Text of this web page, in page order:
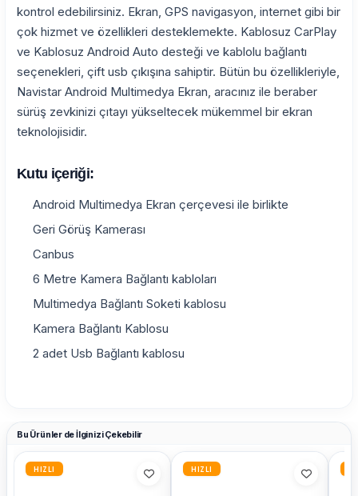
kontrol edebilirsiniz. Ekran, GPS navigasyon, internet gibi bir
çok hizmet ve özellikleri desteklemekte. Kablosuz CarPlay
ve Kablosuz Android Auto desteği ve kablolu bağlantı
seçenekleri, çift usb çıkışına sahiptir. Bütün bu özellikleriyle,
Navistar Android Multimedya Ekran, aracınız ile beraber
sürüş zevkinizi çıtayı yükseltecek mükemmel bir ekran
teknolojisidir.
Kutu içeriği:
Android Multimedya Ekran çerçevesi ile birlikte
Geri Görüş Kamerası
Canbus
6 Metre Kamera Bağlantı kabloları
Multimedya Bağlantı Soketi kablosu
Kamera Bağlantı Kablosu
2 adet Usb Bağlantı kablosu
Bu Ürünler de İlginizi Çekebilir
HIZLI HIZLI